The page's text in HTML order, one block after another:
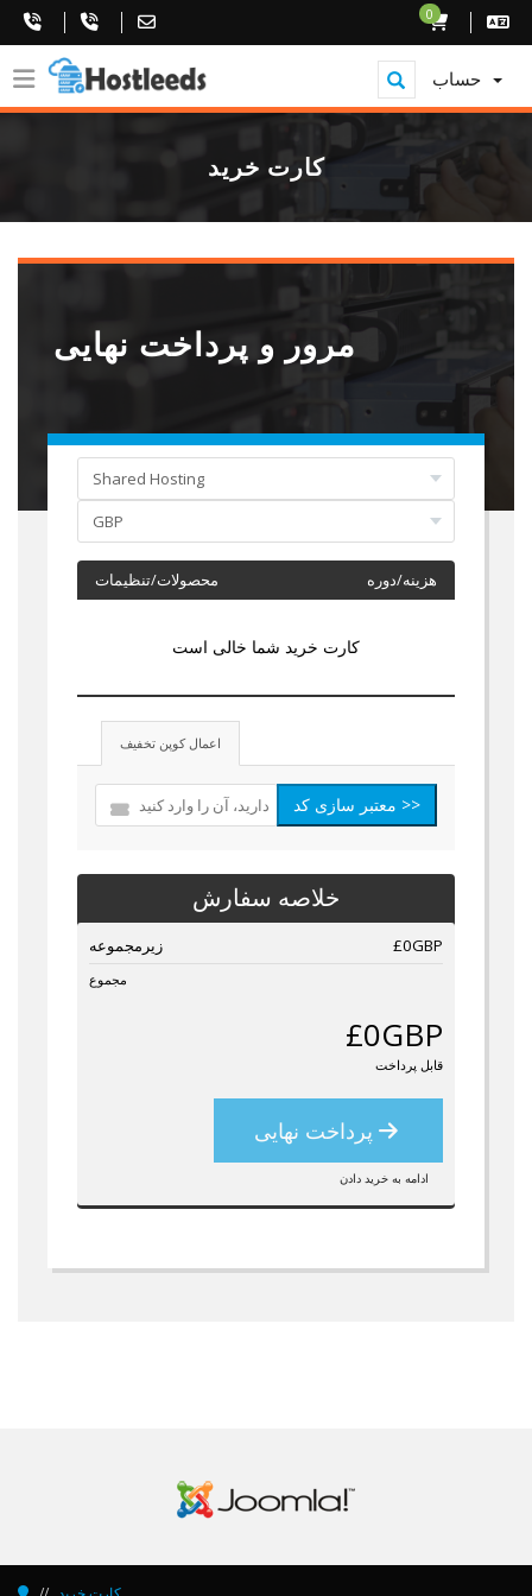
0
حساب
کارت خرید
مرور و پرداخت نهایی
محصولات/تنظیمات هزینه/دوره
کارت خرید شما خالی است
اعمال کوپن تخفیف
معتبر سازی کد >>
خلاصه سفارش
زیرمجموعه £0GBP
مجموع
£0GBP
قابل پرداخت
ادامه به خرید دادن